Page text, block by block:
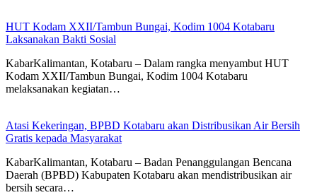
HUT Kodam XXII/Tambun Bungai, Kodim 1004 Kotabaru
Laksanakan Bakti Sosial
KabarKalimantan, Kotabaru – Dalam rangka menyambut HUT
Kodam XXII/Tambun Bungai, Kodim 1004 Kotabaru
melaksanakan kegiatan…
Atasi Kekeringan, BPBD Kotabaru akan Distribusikan Air Bersih
Gratis kepada Masyarakat
KabarKalimantan, Kotabaru – Badan Penanggulangan Bencana
Daerah (BPBD) Kabupaten Kotabaru akan mendistribusikan air
bersih secara…